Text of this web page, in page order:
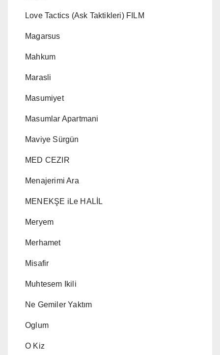
Love Tactics (Ask Taktikleri) FILM
Magarsus
Mahkum
Marasli
Masumiyet
Masumlar Apartmani
Maviye Sürgün
MED CEZIR
Menajerimi Ara
MENEKŞE iLe HALİL
Meryem
Merhamet
Misafir
Muhtesem Ikili
Ne Gemiler Yaktım
Oglum
O Kiz